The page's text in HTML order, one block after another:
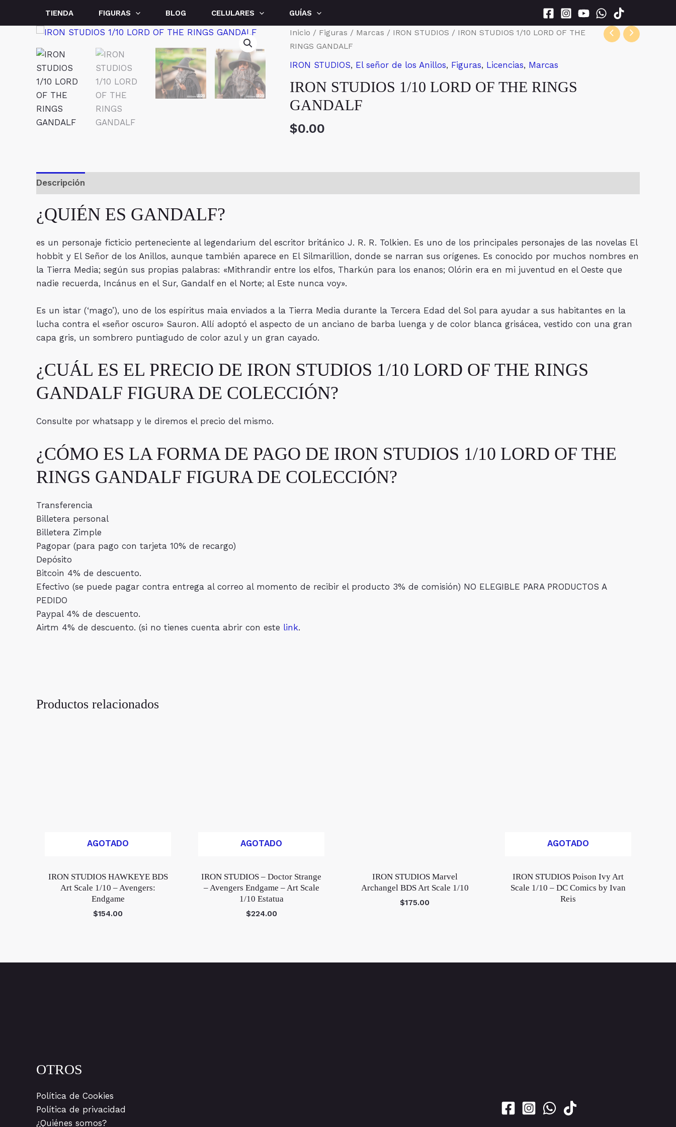
contenido
TIENDA FIGURAS BLOG CELULARES GUÍAS
Inicio / Figuras / Marcas / IRON STUDIOS / IRON STUDIOS 1/10 LORD OF THE
RINGS GANDALF
IRON STUDIOS, El señor de los Anillos, Figuras, Licencias, Marcas
IRON STUDIOS 1/10 LORD OF THE RINGS
GANDALF
$0.00
Descripción
¿QUIÉN ES GANDALF?
es un personaje ficticio perteneciente al legendarium del escritor británico J. R. R. Tolkien. Es uno de los principales personajes de las novelas El
hobbit y El Señor de los Anillos, aunque también aparece en El Silmarillion, donde se narran sus orígenes. Es conocido por muchos nombres en
la Tierra Media; según sus propias palabras: «Mithrandir entre los elfos, Tharkún para los enanos; Olórin era en mi juventud en el Oeste que
nadie recuerda, Incánus en el Sur, Gandalf en el Norte; al Este nunca voy».
Es un istar (‘mago’), uno de los espíritus maia enviados a la Tierra Media durante la Tercera Edad del Sol para ayudar a sus habitantes en la
lucha contra el «señor oscuro» Sauron. Allí adoptó el aspecto de un anciano de barba luenga y de color blanca grisácea, vestido con una gran
capa gris, un sombrero puntiagudo de color azul y un gran cayado.
¿CUÁL ES EL PRECIO DE IRON STUDIOS 1/10 LORD OF THE RINGS
GANDALF FIGURA DE COLECCIÓN?
Consulte por whatsapp y le diremos el precio del mismo.
¿CÓMO ES LA FORMA DE PAGO DE IRON STUDIOS 1/10 LORD OF THE
RINGS GANDALF FIGURA DE COLECCIÓN?
Transferencia
Billetera personal
Billetera Zimple
Pagopar (para pago con tarjeta 10% de recargo)
Depósito
Bitcoin 4% de descuento.
Efectivo (se puede pagar contra entrega al correo al momento de recibir el producto 3% de comisión) NO ELEGIBLE PARA PRODUCTOS A
PEDIDO
Paypal 4% de descuento.
Airtm 4% de descuento. (si no tienes cuenta abrir con este link.
Productos relacionados
AGOTADO
IRON STUDIOS HAWKEYE BDS
Art Scale 1/10 – Avengers:
Endgame
$154.00
AGOTADO
IRON STUDIOS – Doctor Strange
– Avengers Endgame – Art Scale
1/10 Estatua
$224.00
IRON STUDIOS Marvel
Archangel BDS Art Scale 1/10
$175.00
AGOTADO
IRON STUDIOS Poison Ivy Art
Scale 1/10 – DC Comics by Ivan
Reis
OTROS
Política de Cookies
Política de privacidad
¿Quiénes somos?